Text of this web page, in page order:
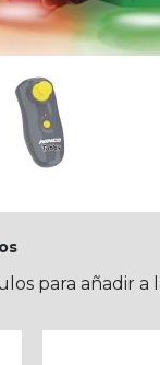
para añadir a